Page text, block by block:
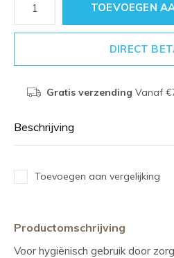
TOEVOEGEN
DIRECT
Gratis verzending Vanaf
Beschrijving
Toevoegen aan vergelijking
Productomschrijving
Voor hygiënisch gebruik door